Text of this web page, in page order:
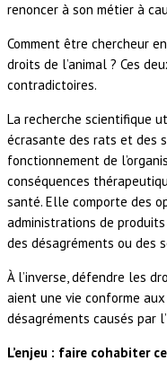
renoncer à son métier à
Comment être chercheur
droits de l’animal ? Ces
contradictoires.
La recherche scientifique
écrasante des rats et des
fonctionnement de
conséquences
santé. Elle comporte des
administrations de
des désagréments ou des
À l’inverse, défendre les
aient une vie conforme
désagréments causés par
L’enjeu : faire cohabiter